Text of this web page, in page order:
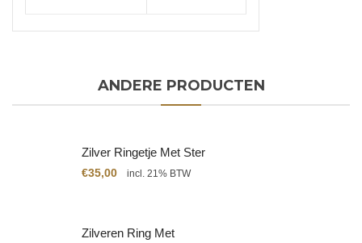
ANDERE PRODUCTEN
Zilver Ringetje Met Ster
€35,00 incl. 21% BTW
Zilveren Ring Met